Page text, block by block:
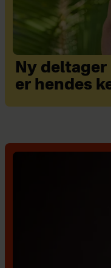
Ny deltager
er hendes